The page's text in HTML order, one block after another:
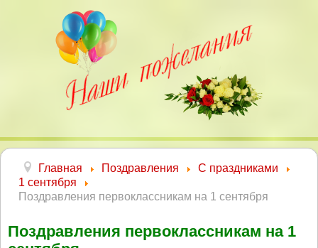
Главная Поздравления
С праздниками
1 сентября
Поздравления первоклассникам на 1 сентября
Поздравления первоклассникам на 1